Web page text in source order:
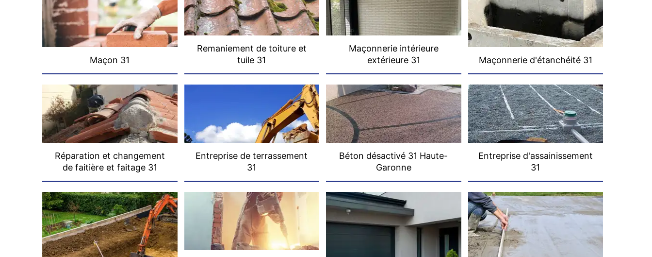
Maçon 31
Remaniement de toiture et
tuile 31
Maçonnerie intérieure
extérieure 31
Maçonnerie d'étanchéité 31
Réparation et changement
de faitière et faitage 31
Entreprise de terrassement
31
Béton désactivé 31 Haute-
Garonne
Entreprise d'assainissement
31